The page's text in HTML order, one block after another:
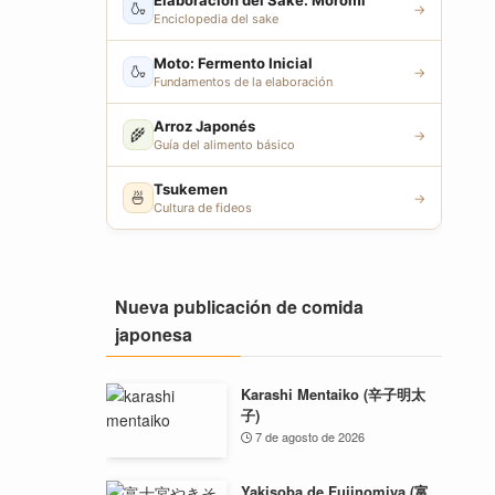
🍶
Enciclopedia del sake
→
🍶 Moto: Fermento Inicial
Fundamentos de la elaboración
→
🌾 Arroz Japonés
Guía del alimento básico
→
🍜 Tsukemen
Cultura de fideos
→
Nueva publicación de comida
japonesa
Karashi Mentaiko (辛子明太
子)
7 de agosto de 2026